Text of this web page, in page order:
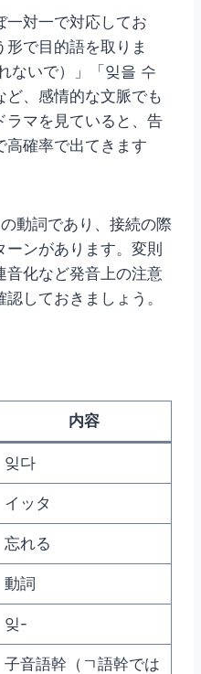
一対一で対応してお
形で目的語を取りま
ないで）」「잊을 수
ど、感情的な文脈でも
ラマを見ていると、告
高確率で出てきます
の動詞であり、接続の際
ーンがあります。変則
音化など発音上の注意
しておきましょう。
内容
잊다
イッタ
忘れる
動詞
잊-
子音語幹（ㄱ語幹では